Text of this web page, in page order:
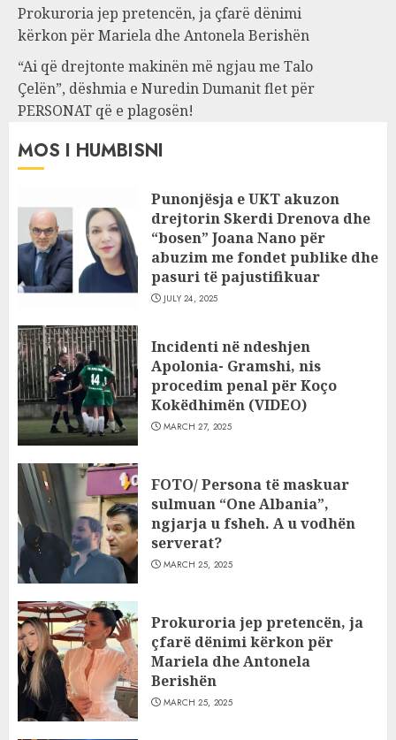
Prokuroria jep pretencën, ja çfarë dënimi
kërkon për Mariela dhe Antonela Berishën
“Ai që drejtonte makinën më ngjau me Talo
Çelën”, dëshmia e Nuredin Dumanit flet për
PERSONAT që e plagosën!
MOS I HUMBISNI
Punonjësja e UKT akuzon
drejtorin Skerdi Drenova dhe
“bosen” Joana Nano për
abuzim me fondet publike dhe
pasuri të pajustifikuar
JULY 24, 2025
Incidenti në ndeshjen
Apolonia- Gramshi, nis
procedim penal për Koço
Kokëdhimën (VIDEO)
MARCH 27, 2025
FOTO/ Persona të maskuar
sulmuan “One Albania”,
ngjarja u fsheh. A u vodhën
serverat?
MARCH 25, 2025
Prokuroria jep pretencën, ja
çfarë dënimi kërkon për
Mariela dhe Antonela
Berishën
MARCH 25, 2025